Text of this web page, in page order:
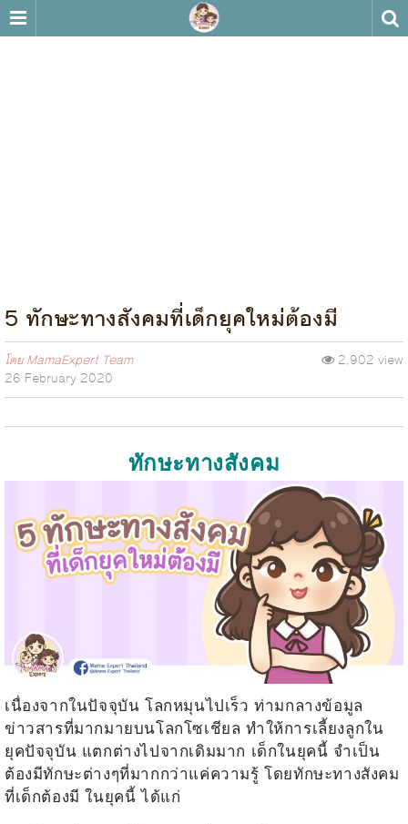
5 ทักษะทางสังคมที่เด็กยุคใหม่ต้องมี
โดยMamaExpert Team
26 February 2020
2,902 view
ทักษะทางสังคม
เนื่องจากในปัจจุบัน โลกหมุนไปเร็ว ท่ามกลางข้อมูล
ข่าวสารที่มากมายบนโลกโซเชียล ทำให้การเลี้ยงลูกใน
ยุคปัจจุบัน แตกต่างไปจากเดิมมาก เด็กในยุคนี้ จำเป็น
ต้องมีทักษะต่างๆที่มากกว่าแค่ความรู้ โดยทักษะทางสังคม
ที่เด็กต้องมี ในยุคนี้ ได้แก่